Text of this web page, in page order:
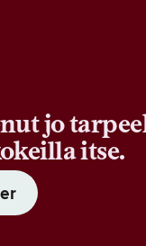
jo
itse.